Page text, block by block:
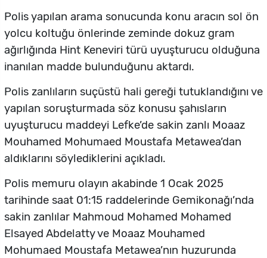
Polis yapılan arama sonucunda konu aracın sol ön
yolcu koltuğu önlerinde zeminde dokuz gram
ağırlığında Hint Keneviri türü uyuşturucu olduğuna
inanılan madde bulunduğunu aktardı.
Polis zanlıların suçüstü hali gereği tutuklandığını ve
yapılan soruşturmada söz konusu şahısların
uyuşturucu maddeyi Lefke’de sakin zanlı Moaaz
Mouhamed Mohumaed Moustafa Metawea’dan
aldıklarını söylediklerini açıkladı.
Polis memuru olayın akabinde 1 Ocak 2025
tarihinde saat 01:15 raddelerinde Gemikonağı’nda
sakin zanlılar Mahmoud Mohamed Mohamed
Elsayed Abdelatty ve Moaaz Mouhamed
Mohumaed Moustafa Metawea’nın huzurunda